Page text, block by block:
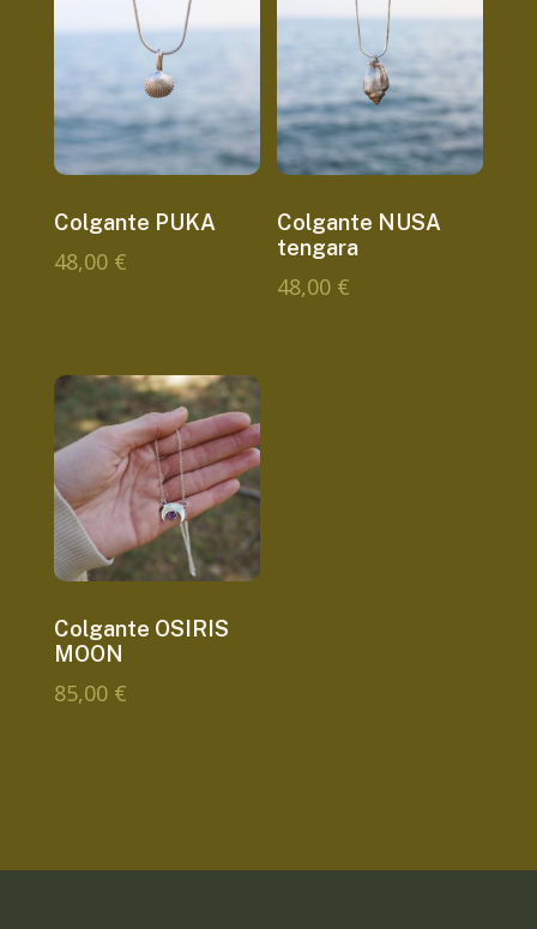
Colgante PUKA
48,00 €
Colgante NUSA
tengara
48,00 €
Colgante OSIRIS
MOON
85,00 €